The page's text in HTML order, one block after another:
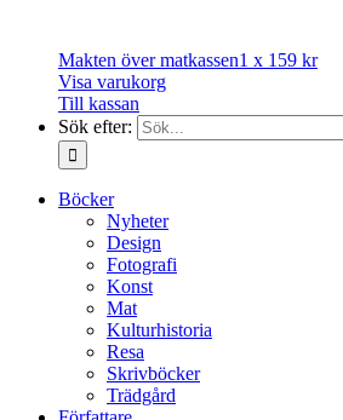
Makten över matkassen1 x 159 kr
Visa varukorg
Till kassan
Sök efter:
Böcker
Nyheter
Design
Fotografi
Konst
Mat
Kulturhistoria
Resa
Skrivböcker
Trädgård